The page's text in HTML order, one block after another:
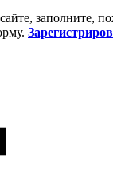
заполните,